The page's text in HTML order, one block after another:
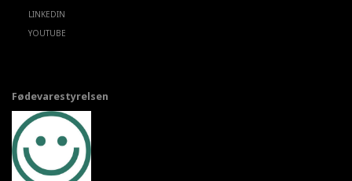
LINKEDIN
YOUTUBE
Fødevarestyrelsen